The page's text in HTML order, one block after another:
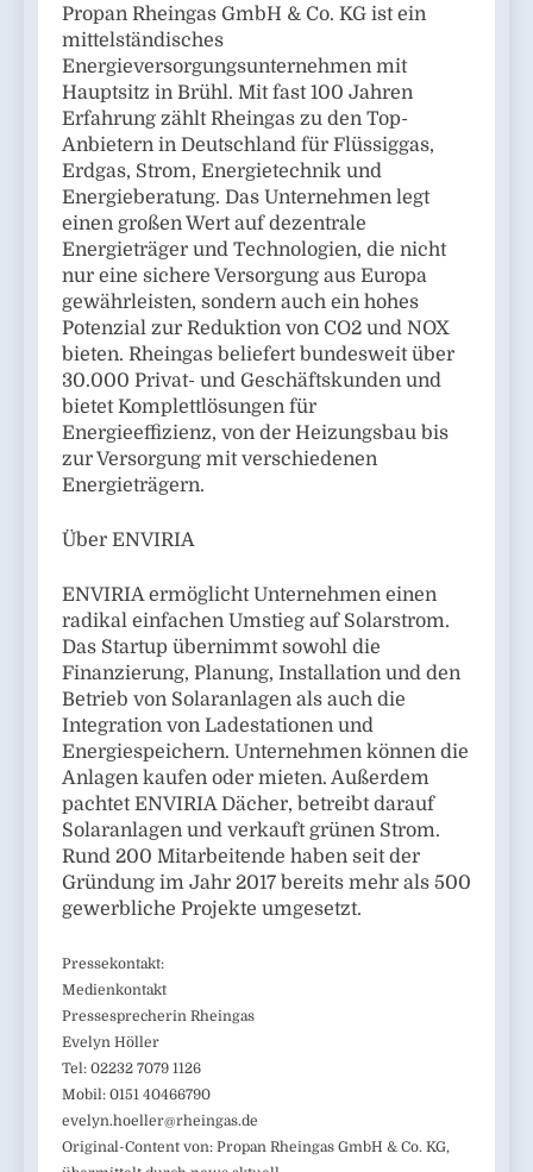
Propan Rheingas GmbH & Co. KG ist ein
mittelständisches
Energieversorgungsunternehmen mit
Hauptsitz in Brühl. Mit fast 100 Jahren
Erfahrung zählt Rheingas zu den Top-
Anbietern in Deutschland für Flüssiggas,
Erdgas, Strom, Energietechnik und
Energieberatung. Das Unternehmen legt
einen großen Wert auf dezentrale
Energieträger und Technologien, die nicht
nur eine sichere Versorgung aus Europa
gewährleisten, sondern auch ein hohes
Potenzial zur Reduktion von CO2 und NOX
bieten. Rheingas beliefert bundesweit über
30.000 Privat- und Geschäftskunden und
bietet Komplettlösungen für
Energieeffizienz, von der Heizungsbau bis
zur Versorgung mit verschiedenen
Energieträgern.
Über ENVIRIA
ENVIRIA ermöglicht Unternehmen einen
radikal einfachen Umstieg auf Solarstrom.
Das Startup übernimmt sowohl die
Finanzierung, Planung, Installation und den
Betrieb von Solaranlagen als auch die
Integration von Ladestationen und
Energiespeichern. Unternehmen können die
Anlagen kaufen oder mieten. Außerdem
pachtet ENVIRIA Dächer, betreibt darauf
Solaranlagen und verkauft grünen Strom.
Rund 200 Mitarbeitende haben seit der
Gründung im Jahr 2017 bereits mehr als 500
gewerbliche Projekte umgesetzt.
Pressekontakt:
Medienkontakt
Pressesprecherin Rheingas
Evelyn Höller
Tel: 02232 7079 1126
Mobil: 0151 40466790
evelyn.hoeller@rheingas.de
Original-Content von: Propan Rheingas GmbH & Co. KG,